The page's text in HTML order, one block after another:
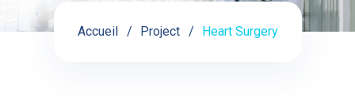
Accueil Project Heart Surgery